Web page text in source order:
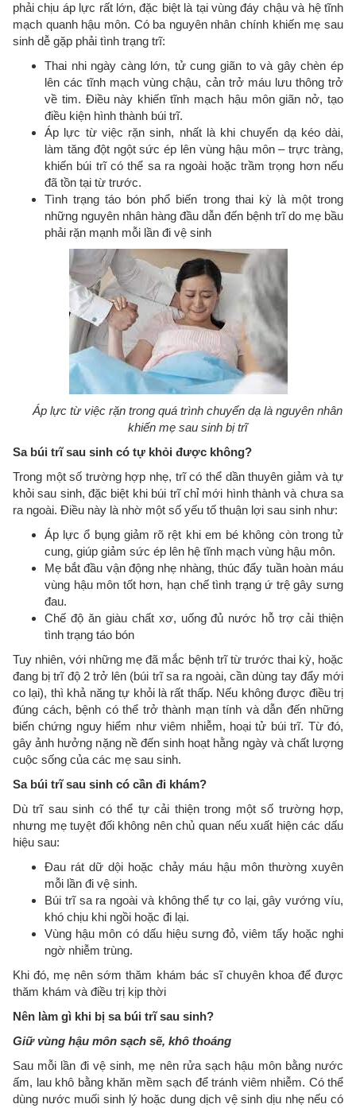
phải chịu áp lực rất lớn, đặc biệt là tại vùng đáy chậu và hệ tĩnh
mạch quanh hậu môn. Có ba nguyên nhân chính khiến mẹ sau
sinh dễ gặp phải tình trạng trĩ:
Thai nhi ngày càng lớn, tử cung giãn to và gây chèn ép
lên các tĩnh mạch vùng chậu, cản trở máu lưu thông trở
về tim. Điều này khiến tĩnh mạch hậu môn giãn nở, tạo
điều kiện hình thành búi trĩ.
Áp lực từ việc rặn sinh, nhất là khi chuyển dạ kéo dài,
làm tăng đột ngột sức ép lên vùng hậu môn – trực tràng,
khiến búi trĩ có thể sa ra ngoài hoặc trầm trọng hơn nếu
đã tồn tại từ trước.
Tình trạng táo bón phổ biến trong thai kỳ là một trong
những nguyên nhân hàng đầu dẫn đến bệnh trĩ do mẹ bầu
phải rặn mạnh mỗi lần đi vệ sinh
Áp lực từ việc rặn trong quá trình chuyển dạ là nguyên nhân
khiến mẹ sau sinh bị trĩ
Sa búi trĩ sau sinh có tự khỏi được không?
Trong một số trường hợp nhẹ, trĩ có thể dần thuyên giảm và tự
khỏi sau sinh, đặc biệt khi búi trĩ chỉ mới hình thành và chưa sa
ra ngoài. Điều này là nhờ một số yếu tố thuận lợi sau sinh như:
Áp lực ổ bụng giảm rõ rệt khi em bé không còn trong tử
cung, giúp giảm sức ép lên hệ tĩnh mạch vùng hậu môn.
Mẹ bắt đầu vận động nhẹ nhàng, thúc đẩy tuần hoàn máu
vùng hậu môn tốt hơn, hạn chế tình trạng ứ trệ gây sưng
đau.
Chế độ ăn giàu chất xơ, uống đủ nước hỗ trợ cải thiện
tình trạng táo bón
Tuy nhiên, với những mẹ đã mắc bệnh trĩ từ trước thai kỳ, hoặc
đang bị trĩ độ 2 trở lên (búi trĩ sa ra ngoài, cần dùng tay đẩy mới
co lại), thì khả năng tự khỏi là rất thấp. Nếu không được điều trị
đúng cách, bệnh có thể trở thành mạn tính và dẫn đến những
biến chứng nguy hiểm như viêm nhiễm, hoại tử búi trĩ. Từ đó,
gây ảnh hưởng nặng nề đến sinh hoạt hằng ngày và chất lượng
cuộc sống của các mẹ sau sinh.
Sa búi trĩ sau sinh có cần đi khám?
Dù trĩ sau sinh có thể tự cải thiện trong một số trường hợp,
nhưng mẹ tuyệt đối không nên chủ quan nếu xuất hiện các dấu
hiệu sau:
Đau rát dữ dội hoặc chảy máu hậu môn thường xuyên
mỗi lần đi vệ sinh.
Búi trĩ sa ra ngoài và không thể tự co lại, gây vướng víu,
khó chịu khi ngồi hoặc đi lại.
Vùng hậu môn có dấu hiệu sưng đỏ, viêm tấy hoặc nghi
ngờ nhiễm trùng.
Khi đó, mẹ nên sớm thăm khám bác sĩ chuyên khoa để được
thăm khám và điều trị kịp thời
Nên làm gì khi bị sa búi trĩ sau sinh?
Giữ vùng hậu môn sạch sẽ, khô thoáng
Sau mỗi lần đi vệ sinh, mẹ nên rửa sạch hậu môn bằng nước
ấm, lau khô bằng khăn mềm sạch để tránh viêm nhiễm. Có thể
dùng nước muối sinh lý hoặc dung dịch vệ sinh dịu nhẹ nếu có